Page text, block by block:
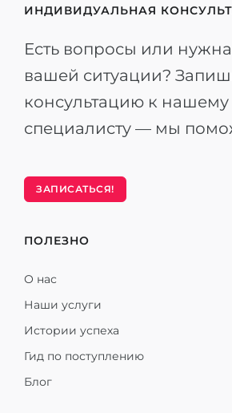
ИНДИВИДУАЛЬНАЯ
Есть вопросы или
вашей ситуации?
консультацию к нашему
специалисту — мы
ЗАПИСАТЬСЯ!
ПОЛЕЗНО
О нас
Наши услуги
Истории успеха
Гид по поступлению
Блог